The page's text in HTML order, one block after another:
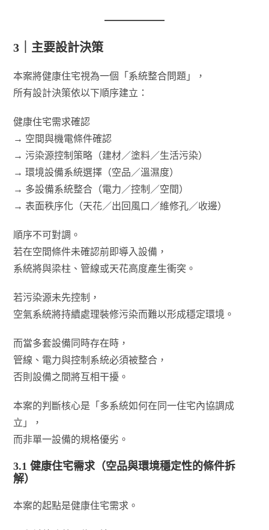
3｜主要設計決策
本案將健康住宅視為一個「系統整合問題」，
所有設計決策依以下順序建立：
健康住宅需求確認
→ 空間與機電條件確認
→ 污染源控制策略（建材／塗料／生活污染）
→ 環境設備系統選擇（空品／溫濕度）
→ 多設備系統整合（電力／控制／空間）
→ 表面秩序化（天花／出回風口／維修孔／收邊）
順序不可對調。
若在空間條件未確認前即導入設備，
系統將與梁柱、管線或天花高度產生衝突。
若污染源未先控制，
空氣系統將持續處理裝修污染而難以形成穩定環境。
而當多套設備同時存在時，
管線、電力與控制系統必須被整合，
否則設備之間將互相干擾。
本案的判斷核心是「多系統如何在同一住宅內協調成
立」，
而非單一設備的規格優劣。
3.1 健康住宅需求（空品與環境穩定性的條件拆
解）
本案的起點是健康住宅需求。